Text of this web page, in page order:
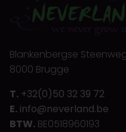
Blankenbergse
8000 Brugge
T. +32(0)50 32 39 72
E. info@neverland.be
BTW. BE0518960193